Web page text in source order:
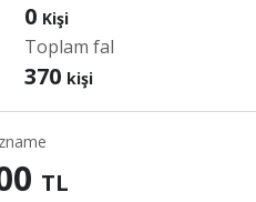
0 Kişi
Toplam fal
370 kişi
TL